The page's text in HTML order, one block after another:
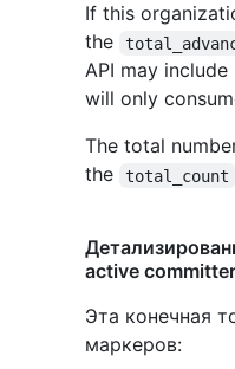
If this
the
API may
will only
The total
the
total_count
active
Эта конечная
маркеров: